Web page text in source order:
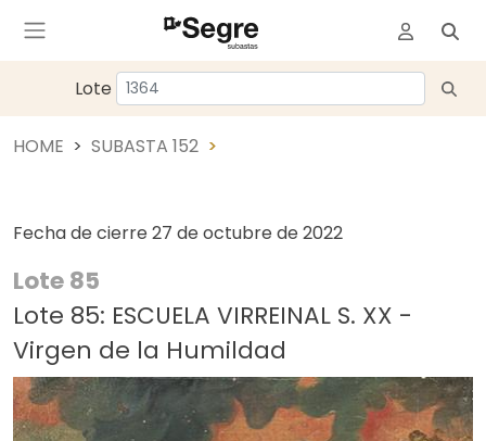
Lote
HOME SUBASTA 152
Fecha de cierre 27 de octubre de 2022
Lote 85
Lote 85: ESCUELA VIRREINAL S. XX -
Virgen de la Humildad